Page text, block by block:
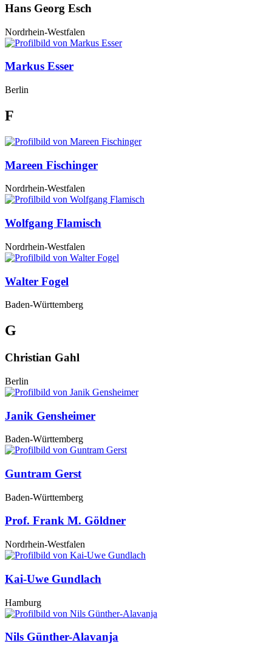
Hans Georg Esch
Nordrhein-Westfalen
Markus Esser
Berlin
F
Mareen Fischinger
Nordrhein-Westfalen
Wolfgang Flamisch
Nordrhein-Westfalen
Walter Fogel
Baden-Württemberg
G
Christian Gahl
Berlin
Janik Gensheimer
Baden-Württemberg
Guntram Gerst
Baden-Württemberg
Prof. Frank M. Göldner
Nordrhein-Westfalen
Kai-Uwe Gundlach
Hamburg
Nils Günther-Alavanja